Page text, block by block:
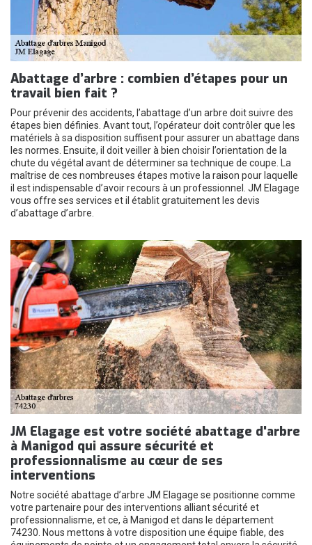
Abattage d’arbre : combien d’étapes pour un
travail bien fait ?
Pour prévenir des accidents, l’abattage d’un arbre doit suivre des
étapes bien définies. Avant tout, l’opérateur doit contrôler que les
matériels à sa disposition suffisent pour assurer un abattage dans
les normes. Ensuite, il doit veiller à bien choisir l’orientation de la
chute du végétal avant de déterminer sa technique de coupe. La
maîtrise de ces nombreuses étapes motive la raison pour laquelle
il est indispensable d’avoir recours à un professionnel. JM Elagage
vous offre ses services et il établit gratuitement les devis
d’abattage d’arbre.
JM Elagage est votre société abattage d'arbre
à Manigod qui assure sécurité et
professionnalisme au cœur de ses
interventions
Notre société abattage d’arbre JM Elagage se positionne comme
votre partenaire pour des interventions alliant sécurité et
professionnalisme, et ce, à Manigod et dans le département
74230. Nous mettons à votre disposition une équipe fiable, des